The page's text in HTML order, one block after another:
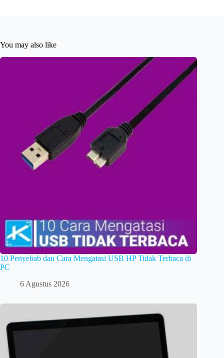
You may also like
10 Penyebab dan Cara Mengatasi USB HP Tidak Terbaca di
PC
6 Agustus 2026